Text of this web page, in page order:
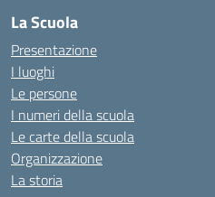
La Scuola
Presentazione
I luoghi
Le persone
I numeri della scuola
Le carte della scuola
Organizzazione
La storia